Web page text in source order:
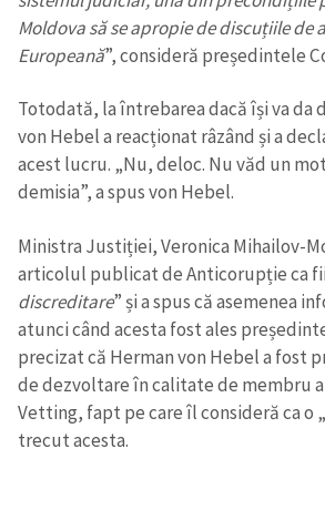
Moldova să se apropie de discuțiile de
Europeană”, consideră președintele
Totodată, la întrebarea dacă își va da
von Hebel a reacționat râzând și a
acest lucru. „Nu, deloc. Nu văd un
demisia”, a spus von Hebel.
Ministra Justiției, Veronica Mihailov-
articolul publicat de Anticorupție ca
discreditare” și a spus că asemenea
atunci când acesta fost ales
precizat că Herman von Hebel a fost
de dezvoltare în calitate de membru
Vetting, fapt pe care îl consideră ca o
trecut acesta.